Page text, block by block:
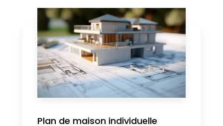
Plan de maison individuelle